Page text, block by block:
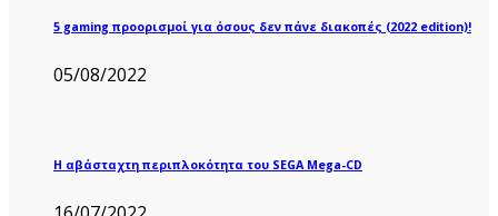
5 gaming προορισμοί για όσους δεν πάνε διακοπές (2022 edition)!
05/08/2022
Η αβάσταχτη περιπλοκότητα του SEGA Mega-CD